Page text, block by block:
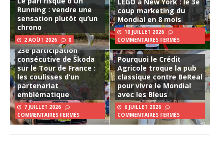
Running : vendre une
sensation plutôt qu’un
chrono
2 AOÛT 2026 0
coup marketing du
Mondial en 8 mois
10 JUILLET 2026
COMMENTAIRES FERMÉS
23e participation
consécutive de Škoda
sur le Tour de France :
les coulisses d’un
partenariat
emblématique
7 JUILLET 2026
COMMENTAIRES FERMÉS
Pourquoi le Crédit
Agricole troque la pub
classique contre BeReal
pour vivre le Mondial
avec les Bleus
6 JUILLET 2026
COMMENTAIRES FERMÉS